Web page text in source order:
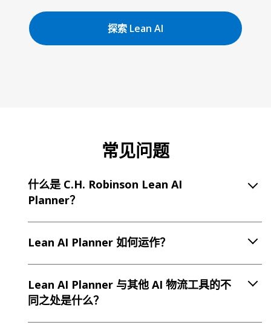
探索 Lean AI
常见问题
什么是 C.H. Robinson Lean AI
Planner？
Lean AI Planner 如何运作？
Lean AI Planner 与其他 AI 物流工具的不
同之处是什么？